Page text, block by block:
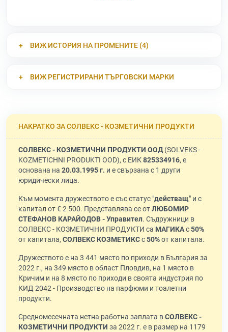
ВИЖ ИСТОРИЯ НА ПРОМЕНИТЕ (4)
ВИЖ РЕГИСТРИРАНИ ТЪРГОВСКИ МАРКИ
НАКРАТКО ЗА СОЛВЕКС - КОЗМЕТИЧНИ ПРОДУКТИ
СОЛВЕКС - КОЗМЕТИЧНИ ПРОДУКТИ ООД(SOLVEKS -
KOZMETICHNI PRODUKTI OOD), с ЕИК825334916, е
основана на 20.03.1995 г. и е свързана с 1 други
юридически лица.
Към момента дружеството е със статус "действащ" и с
капитал от € 2 500. Представлява се отЛЮБОМИР
СТЕФАНОВ КАРАЙОДОВ - Управител. Съдружници в
СОЛВЕКС - КОЗМЕТИЧНИ ПРОДУКТИ са МАГИКАс50%
от капитала, СОЛВЕКС КОЗМЕТИКСс50%от капитала.
Дружеството е на 3 441 място по приходи в България за
2022 г., на 349 място в област Пловдив, на 1 място в
Кричим и на 8 място по приходи в своята индустрия по
КИД 2042 - Производство на парфюми и тоалетни
продукти.
Средномесечната нетна работна заплата вСОЛВЕКС -
КОЗМЕТИЧНИ ПРОДУКТИ за 2022 г. е в размер на 1179